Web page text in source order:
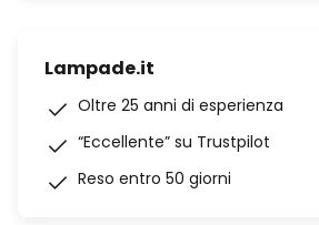
Lampade.it
Oltre 25 anni di esperienza
“Eccellente” su Trustpilot
Reso entro 50 giorni